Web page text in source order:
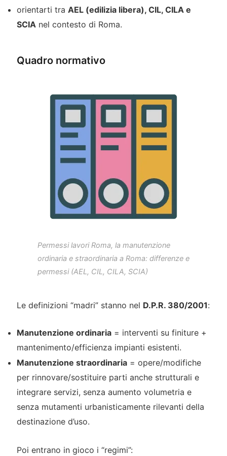
orientarti tra AEL (edilizia libera), CIL, CILA e
SCIA nel contesto di Roma.
Quadro normativo
Permessi lavori Roma, la manutenzione
ordinaria e straordinaria a Roma: differenze e
permessi (AEL, CIL, CILA, SCIA)
Le definizioni “madri” stanno nel D.P.R. 380/2001:
Manutenzione ordinaria= interventi su finiture +
mantenimento/efficienza impianti esistenti.
Manutenzione straordinaria= opere/modifiche
per rinnovare/sostituire parti anche strutturali e
integrare servizi, senza aumento volumetria e
senza mutamenti urbanisticamente rilevanti della
destinazione d’uso.
Poi entrano in gioco i “regimi”: